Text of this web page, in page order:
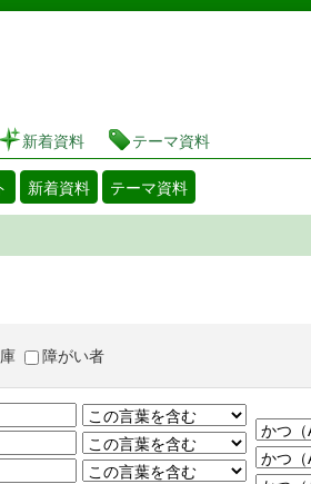
書検索・予約システム
新着資料 テーマ資料
新着資料 テーマ資料
障がい者